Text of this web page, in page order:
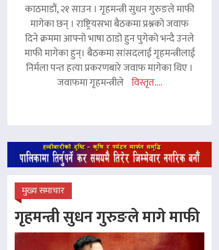
काठमाडौं, २१ साउन । गृहमन्त्री सुधन गुरुङले माफी
मागेका छन् । राष्ट्रियसभा बैठकमा प्रश्नको जवाफ
दिने क्रममा आफ्नो भाषा ठाडो हुन पुगेको भन्दै उनले
माफी मागेका हुन्। बैठकमा सांसदलाई गृहमन्त्रीलाई
निर्मला पन्त हत्या प्रकरणबारे जवाफ मागेका थिए ।
जवाफमा गृहमन्त्रीले विस्तृत....
मुख्य समाचार
गृहमन्त्री सुधन गुरुङले मागे माफी